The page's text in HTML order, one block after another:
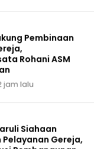
Pembinaan
Rohani ASM
jam lalu
Siahaan
Gereja,